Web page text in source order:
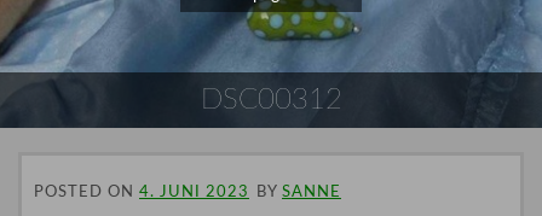
DSC00312
POSTED ON 4. JUNI 2023 BY SANNE